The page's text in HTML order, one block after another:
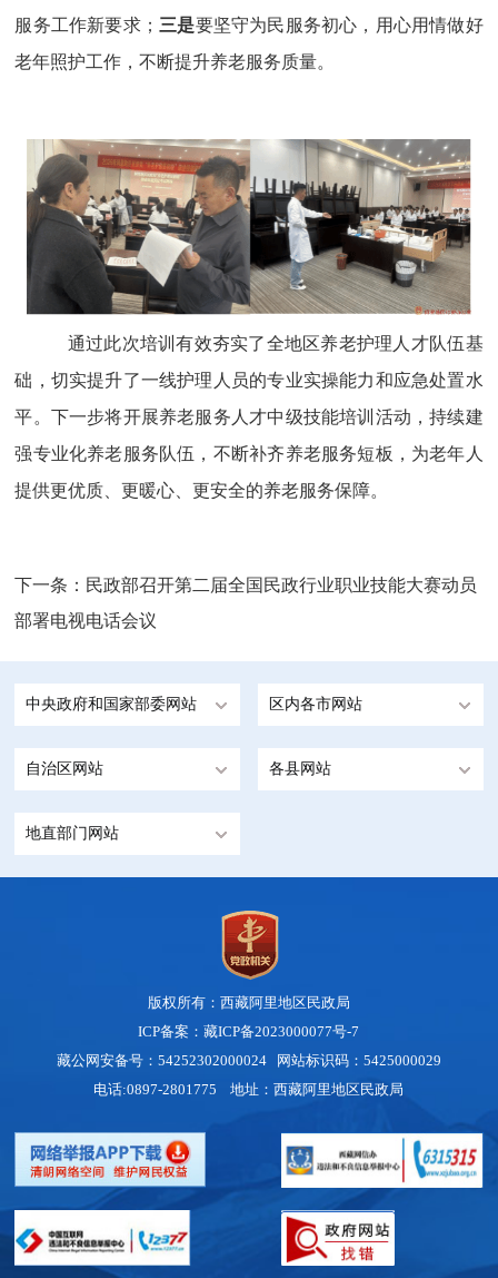
服务工作新要求； 三是要坚守为民服务初心，用心用情做好
老年照护工作，不断提升养老服务质量。
通过此次培训有效夯实了全地区养老护理人才队伍基
础，切实提升了一线护理人员的专业实操能力和应急处置水
平。下一步将开展养老服务人才中级技能培训活动，持续建
强专业化养老服务队伍，不断补齐养老服务短板，为老年人
提供更优质、更暖心、更安全的养老服务保障。
下一条： 民政部召开第二届全国民政行业职业技能大赛动员
部署电视电话会议
中央政府和国家部委网站 区内各市网站
自治区网站 各县网站
地直部门网站
版权所有：西藏阿里地区民政局
ICP备案：藏ICP备2023000077号-7
藏公网安备号：54252302000024网站标识码：5425000029
电话:0897-2801775 地址：西藏阿里地区民政局